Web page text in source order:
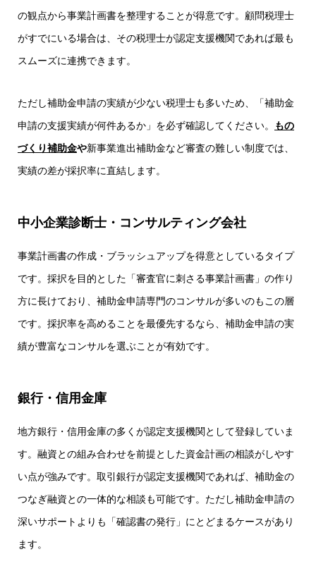
の観点から事業計画書を整理することが得意です。顧問税理士
がすでにいる場合は、その税理士が認定支援機関であれば最も
スムーズに連携できます。
ただし補助金申請の実績が少ない税理士も多いため、「補助金
申請の支援実績が何件あるか」を必ず確認してください。
もの
づくり補助金や新事業進出補助金など審査の難しい制度では、
実績の差が採択率に直結します。
中小企業診断士・コンサルティング会社
事業計画書の作成・ブラッシュアップを得意としているタイプ
です。採択を目的とした「審査官に刺さる事業計画書」の作り
方に長けており、補助金申請専門のコンサルが多いのもこの層
です。採択率を高めることを最優先するなら、補助金申請の実
績が豊富なコンサルを選ぶことが有効です。
銀行・信用金庫
地方銀行・信用金庫の多くが認定支援機関として登録していま
す。融資との組み合わせを前提とした資金計画の相談がしやす
い点が強みです。取引銀行が認定支援機関であれば、補助金の
つなぎ融資との一体的な相談も可能です。ただし補助金申請の
深いサポートよりも「確認書の発行」にとどまるケースがあり
ます。